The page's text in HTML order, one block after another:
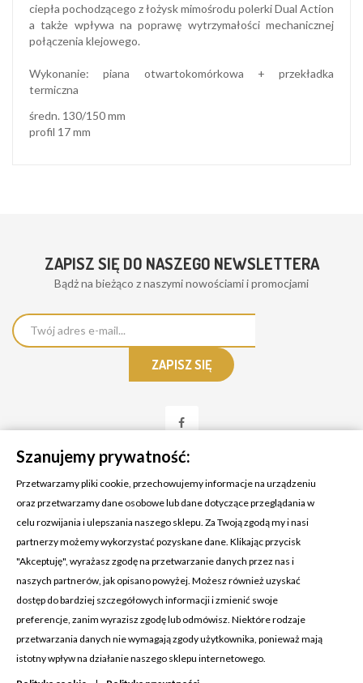
ciepła pochodzącego z łożysk mimośrodu polerki Dual Action
a także wpływa na poprawę wytrzymałości mechanicznej
połączenia klejowego.
Wykonanie: piana otwartokomórkowa + przekładka
termiczna
średn. 130/150 mm
profil 17 mm
ZAPISZ SIĘ DO NASZEGO NEWSLETTERA
Bądż na bieżąco z naszymi nowościami i promocjami
KONTAKT Z NAMI
Adres:
Cosmetic4car
Budzisz 73A
39-200 Dębica
Dominik:
Klaudia: +48 730634730
Szanujemy prywatność:
Przetwarzamy pliki cookie, przechowujemy informacje na urządzeniu
oraz przetwarzamy dane osobowe lub dane dotyczące przeglądania w
celu rozwijania i ulepszania naszego sklepu. Za Twoją zgodą my i nasi
partnerzy możemy wykorzystać pozyskane dane. Klikając przycisk
"Akceptuję", wyrażasz zgodę na przetwarzanie danych przez nas i
naszych partnerów, jak opisano powyżej. Możesz również uzyskać
dostęp do bardziej szczegółowych informacji i zmienić swoje
preferencje, zanim wyrazisz zgodę lub odmówisz. Niektóre rodzaje
przetwarzania danych nie wymagają zgody użytkownika, ponieważ mają
istotny wpływ na działanie naszego sklepu internetowego.